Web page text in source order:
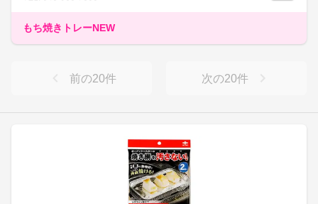
もち焼きトレーNEW
前の20件 次の20件